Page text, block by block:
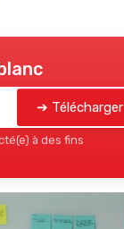
➔ Télécharger
à des fins